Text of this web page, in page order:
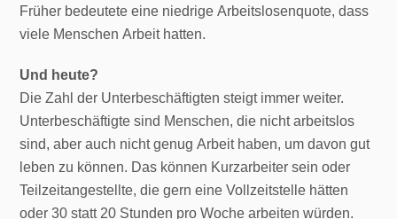
Früher bedeutete eine niedrige Arbeitslosenquote, dass
viele Menschen Arbeit hatten.
Und heute?
Die Zahl der Unterbeschäftigten steigt immer weiter.
Unterbeschäftigte sind Menschen, die nicht arbeitslos
sind, aber auch nicht genug Arbeit haben, um davon gut
leben zu können. Das können Kurzarbeiter sein oder
Teilzeitangestellte, die gern eine Vollzeitstelle hätten
oder 30 statt 20 Stunden pro Woche arbeiten würden.